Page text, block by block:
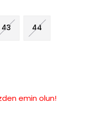
43 44
emin olun!